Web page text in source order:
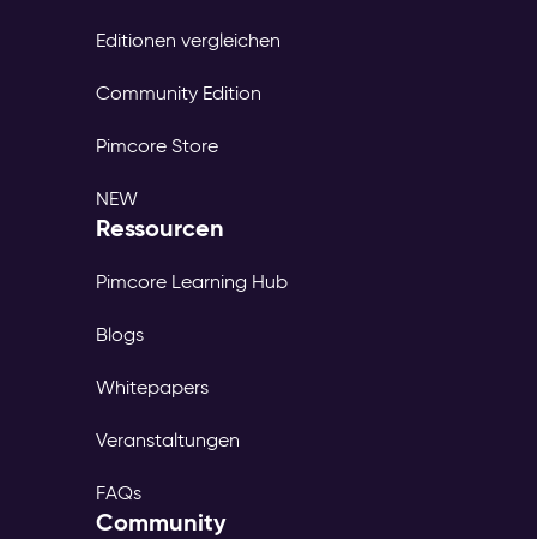
Editionen vergleichen
Community Edition
Pimcore Store
NEW
Ressourcen
Pimcore Learning Hub
Blogs
Whitepapers
Veranstaltungen
FAQs
Community